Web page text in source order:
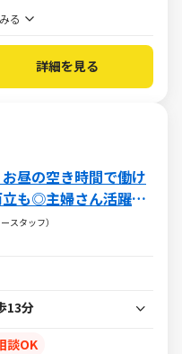
る
詳細を見る
お昼の空き時間で働け
も◎主婦さん活躍中
で食事を楽しめる家
スタッフ）
13分
談OK